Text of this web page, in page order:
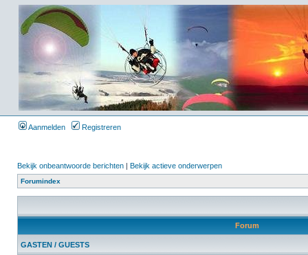
Aanmelden Registreren
Bekijk onbeantwoorde berichten | Bekijk actieve onderwerpen
Forumindex
Forum
GASTEN / GUESTS